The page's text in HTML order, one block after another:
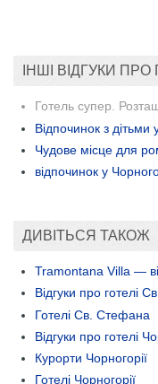
ІНШІ ВІДГУКИ
Готель супер.
Відпочинок з дітьми
Чудове місце для
відпочинок у
ДИВІТЬСЯ ТАКОЖ
Tramontana Villa —
Відгуки про готелі
Готелі Св. Стефана
Відгуки про готелі
Курорти Чорногорії
Готелі Чорногорії